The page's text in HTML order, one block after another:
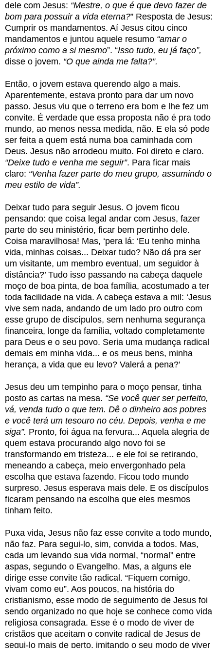
dele com Jesus: “Mestre, o que é que devo fazer de
bom para possuir a vida eterna?” Resposta de Jesus:
Cumprir os mandamentos. Aí Jesus citou cinco
mandamentos e juntou aquele resumo “amar o
próximo como a si mesmo”. “Isso tudo, eu já faço”,
disse o jovem. “O que ainda me falta?”.
Então, o jovem estava querendo algo a mais.
Aparentemente, estava pronto para dar um novo
passo. Jesus viu que o terreno era bom e lhe fez um
convite. É verdade que essa proposta não é pra todo
mundo, ao menos nessa medida, não. E ela só pode
ser feita a quem está numa boa caminhada com
Deus. Jesus não arrodeou muito. Foi direto e claro.
“Deixe tudo e venha me seguir”. Para ficar mais
claro: “Venha fazer parte do meu grupo, assumindo o
meu estilo de vida”.
Deixar tudo para seguir Jesus. O jovem ficou
pensando: que coisa legal andar com Jesus, fazer
parte do seu ministério, ficar bem pertinho dele.
Coisa maravilhosa! Mas, ‘pera lá: ‘Eu tenho minha
vida, minhas coisas... Deixar tudo? Não dá pra ser
um visitante, um membro eventual, um seguidor à
distância?’ Tudo isso passando na cabeça daquele
moço de boa pinta, de boa família, acostumado a ter
toda facilidade na vida. A cabeça estava a mil: ‘Jesus
vive sem nada, andando de um lado pro outro com
esse grupo de discípulos, sem nenhuma segurança
financeira, longe da família, voltado completamente
para Deus e o seu povo. Seria uma mudança radical
demais em minha vida... e os meus bens, minha
herança, a vida que eu levo? Valerá a pena?’
Jesus deu um tempinho para o moço pensar, tinha
posto as cartas na mesa. “Se você quer ser perfeito,
vá, venda tudo o que tem. Dê o dinheiro aos pobres
e você terá um tesouro no céu. Depois, venha e me
siga”. Pronto, foi água na fervura... Aquela alegria de
quem estava procurando algo novo foi se
transformando em tristeza... e ele foi se retirando,
meneando a cabeça, meio envergonhado pela
escolha que estava fazendo. Ficou todo mundo
surpreso. Jesus esperava mais dele. E os discípulos
ficaram pensando na escolha que eles mesmos
tinham feito.
Puxa vida, Jesus não faz esse convite a todo mundo,
não faz. Para segui-lo, sim, convida a todos. Mas,
cada um levando sua vida normal, “normal” entre
aspas, segundo o Evangelho. Mas, a alguns ele
dirige esse convite tão radical. “Fiquem comigo,
vivam como eu”. Aos poucos, na história do
cristianismo, esse modo de seguimento de Jesus foi
sendo organizado no que hoje se conhece como vida
religiosa consagrada. Esse é o modo de viver de
cristãos que aceitam o convite radical de Jesus de
segui-lo mais de perto, imitando o seu modo de viver